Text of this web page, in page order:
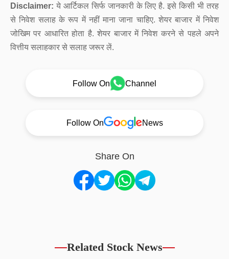
Disclaimer: ये आर्टिकल सिर्फ जानकारी के लिए है. इसे किसी भी तरह
से निवेश सलाह के रूप में नहीं माना जाना चाहिए. शेयर बाजार में निवेश
जोखिम पर आधारित होता है. शेयर बाजार में निवेश करने से पहले अपने
वित्तीय सलाहकार से सलाह जरूर लें.
Follow On Channel
Follow On News
Share On
Related Stock News